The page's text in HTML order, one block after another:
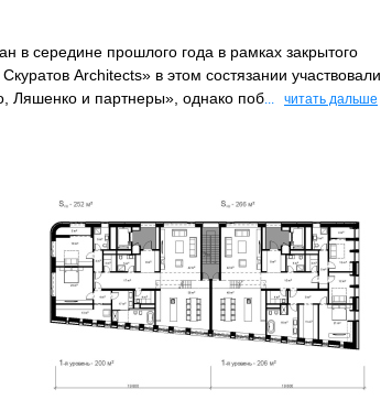
в середине прошлого года в рамках закрытого
Architects» в этом состязании участвовали
Ляшенко и партнеры», однако поб... читать дальше